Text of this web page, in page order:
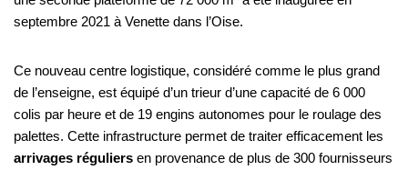
septembre 2021 à Venette dans l’Oise.
Ce nouveau centre logistique, considéré comme le plus grand
de l’enseigne, est équipé d’un trieur d’une capacité de 6 000
colis par heure et de 19 engins autonomes pour le roulage des
palettes. Cette infrastructure permet de traiter efficacement les
arrivages réguliers en provenance de plus de 300 fournisseurs